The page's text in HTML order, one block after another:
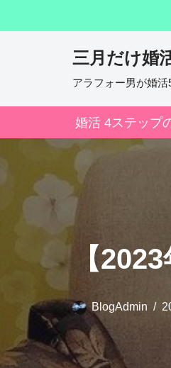
ン
三月だけ婚
アラフォー男が婚
婚活 4ステップ
【
BlogAdmin